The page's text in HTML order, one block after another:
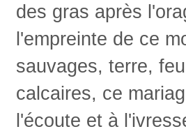
des gras après
l'empreinte de ce
sauvages, terre,
calcaires, ce
l'écoute et à